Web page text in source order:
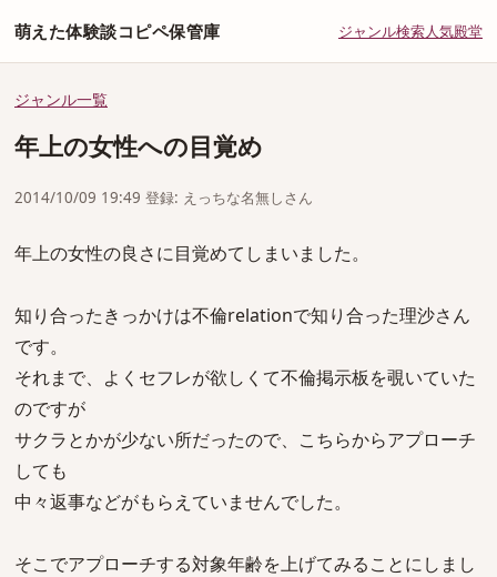
萌えた体験談コピペ保管庫 ジャンル検索人気殿堂
ジャンル一覧
年上の女性への目覚め
2014/10/09 19:49 登録: えっちな名無しさん
年上の女性の良さに目覚めてしまいました。
知り合ったきっかけは不倫relationで知り合った理沙さん
です。
それまで、よくセフレが欲しくて不倫掲示板を覗いていた
のですが
サクラとかが少ない所だったので、こちらからアプローチ
しても
中々返事などがもらえていませんでした。
そこでアプローチする対象年齢を上げてみることにしまし